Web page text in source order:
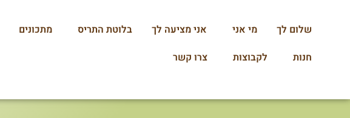
שלום לך מי אני אני מציעה לך בלוטת התריס מתכונים
חנות
לקבוצות צרו קשר